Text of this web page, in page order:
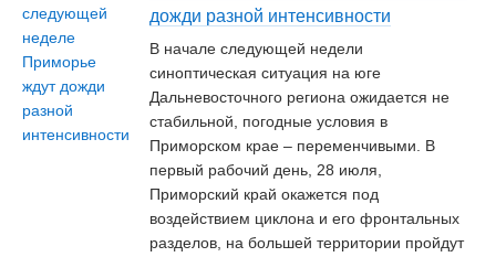
дожди разной интенсивности
В начале следующей недели
синоптическая ситуация на юге
Дальневосточного региона ожидается не
стабильной, погодные условия в
Приморском крае – переменчивыми. В
первый рабочий день, 28 июля,
Приморский край окажется под
воздействием циклона и его фронтальных
разделов, на большей территории пройдут